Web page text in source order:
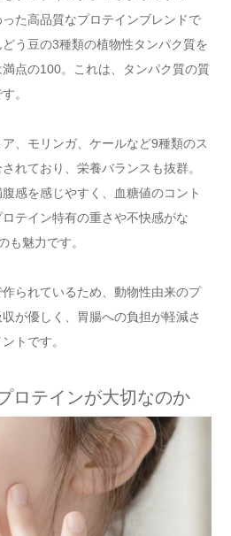
た高品質なプロテインブレンドで
う豆の3種類の植物性タンパク質を
点の100。これは、タンパク質の質
。
、モリンガ、ケールなど9種類のス
れており、栄養バランスも抜群。
感を感じやすく、血糖値のコント
テイン特有の重さや不快感がな
も魅力です。
られているため、動物性由来のプ
が優しく、胃腸への負担が軽減さ
トです。
ロテインが大切なのか